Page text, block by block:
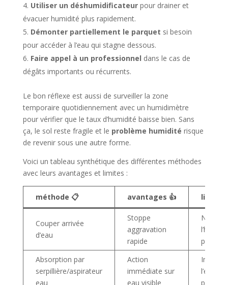
Utiliser un déshumidificateurpour drainer et
évacuer humidité plus rapidement.
Démonter partiellement le parquet si besoin
pour accéder à l’eau qui stagne dessous.
Faire appel à un professionnel dans le cas de
dégâts importants ou récurrents.
Le bon réflexe est aussi de surveiller la zone
temporaire quotidiennement avec un humidimètre
pour vérifier que le taux d’humidité baisse bien. Sans
ça, le sol reste fragile et le problème humidité risque
de revenir sous une autre forme.
Voici un tableau synthétique des différentes méthodes
avec leurs avantages et limites :
méthode 📋 avantages 👍
Couper arrivée
d’eau
Stoppe
aggravation
rapide
Ne
Absorption par
serpillière/aspirateur
eau
Action
immédiate sur
eau visible
l’eau